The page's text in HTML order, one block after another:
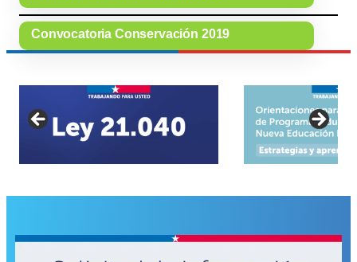
Convocatoria Conservación 2019